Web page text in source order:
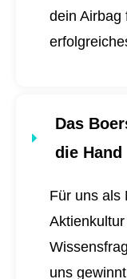
dein Airbag
Das
die Hand
Für uns als
uns